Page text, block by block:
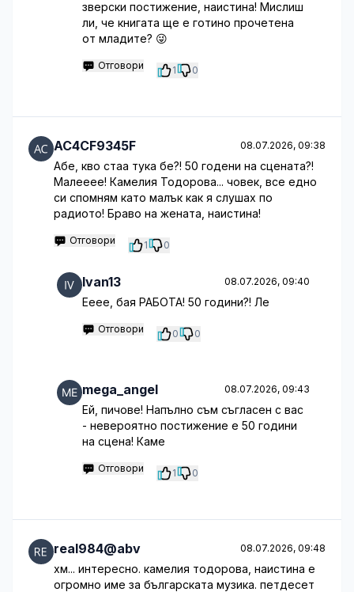
зверски постижение, наистина! Мислиш
ли, че книгата ще е готино прочетена
от младите? 😜
Отговори 1 0
AC4CF9345F 08.07.2026, 09:38
Абе, кво стаа тука бе?! 50 годени на сцената?!
Малееее! Камелия Тодорова... човек, все едно
си спомням като малък как я слушах по
радиото! Браво на жената, наистина!
Отговори 1 0
Ivan13 08.07.2026, 09:40
Ееее, бая РАБОТА! 50 години?! Ле
Отговори 0 0
mega_angel 08.07.2026, 09:43
Ей, пичове! Напълно съм съгласен с вас
- невероятно постижение е 50 години
на сцена! Каме
Отговори 1 0
real984@abv 08.07.2026, 09:48
хм... интересно. камелия тодорова, наистина е
огромно име за българската музика. петдесет